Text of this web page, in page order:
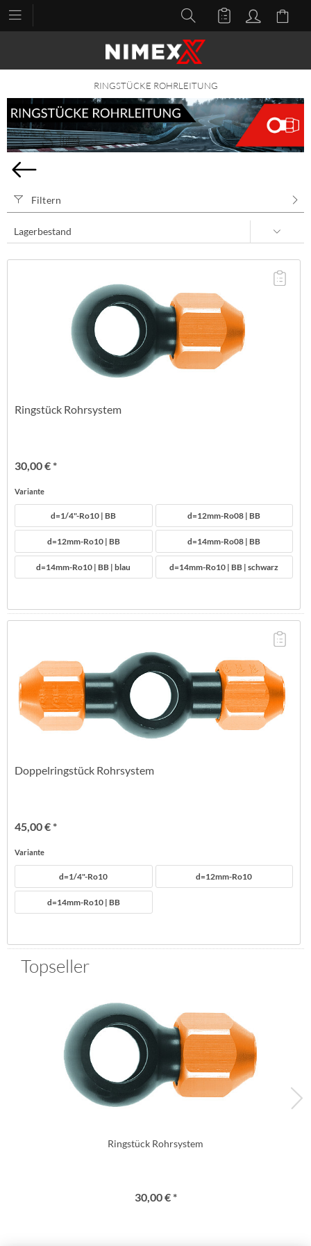
RINGSTÜCKE ROHRLEITUNG
Filtern
Ringstück Rohrsystem
30,00 € *
Variante
d=1/4"-Ro10 | BB d=12mm-Ro08 | BB
d=12mm-Ro10 | BB d=14mm-Ro08 | BB
d=14mm-Ro10 | BB | blau d=14mm-Ro10 | BB | schwarz
Doppelringstück Rohrsystem
45,00 € *
Variante
d=1/4"-Ro10 d=12mm-Ro10
d=14mm-Ro10 | BB
Topseller
Ringstück Rohrsystem
30,00 € *